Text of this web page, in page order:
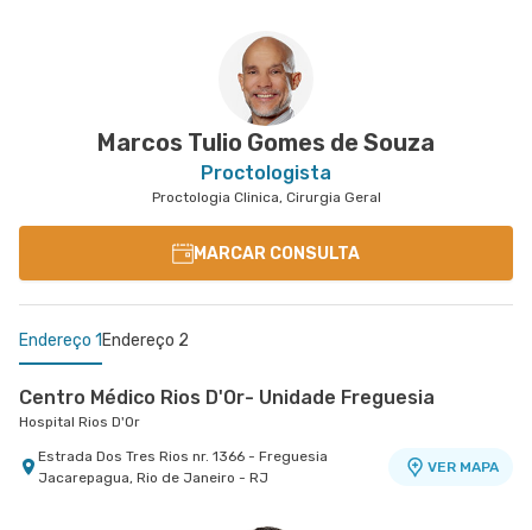
Marcos Tulio Gomes de Souza
Proctologista
Proctologia Clinica, Cirurgia Geral
MARCAR CONSULTA
Endereço 1 Endereço 2
Centro Médico Rios D'Or- Unidade Freguesia
Hospital Rios D'Or
Estrada Dos Tres Rios nr. 1366 - Freguesia
Jacarepagua, Rio de Janeiro - RJ
VER MAPA